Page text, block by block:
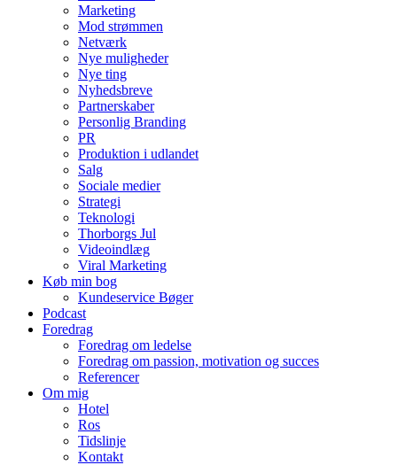
Marketing
Mod strømmen
Netværk
Nye muligheder
Nye ting
Nyhedsbreve
Partnerskaber
Personlig Branding
PR
Produktion i udlandet
Salg
Sociale medier
Strategi
Teknologi
Thorborgs Jul
Videoindlæg
Viral Marketing
Køb min bog
Kundeservice Bøger
Podcast
Foredrag
Foredrag om ledelse
Foredrag om passion, motivation og succes
Referencer
Om mig
Hotel
Ros
Tidslinje
Kontakt